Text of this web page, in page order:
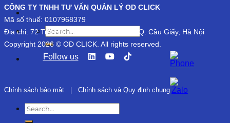
CÔNG TY TNHH TƯ VẤN QUẢN LÝ OD CLICK
Mã số thuế: 0107968379
Địa chỉ: 72 Trần Đăng Ninh, P. Nghĩa Đô, Q. Cầu Giấy, Hà Nội
Copyright 2026 © OD CLICK. All rights reserved.
Follow us
Chính sách bảo mật Chính sách và Quy định chung